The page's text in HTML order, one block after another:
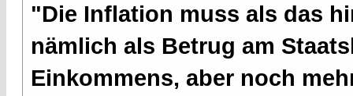
"Die Inflation muss als das
nämlich als Betrug am
Einkommens, aber noch